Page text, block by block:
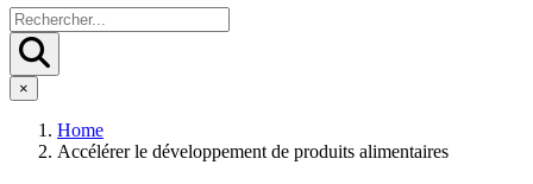
×
Home
Accélérer le développement de produits alimentaires